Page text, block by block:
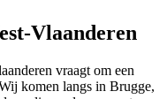
Vlaanderen
vraagt om een
komen langs in Brugge,